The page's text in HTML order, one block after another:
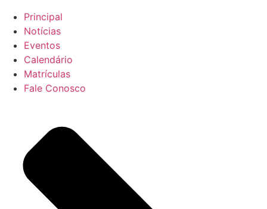
Principal
Notícias
Eventos
Calendário
Matrículas
Fale Conosco